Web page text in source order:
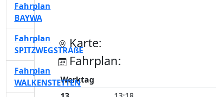
Karte:
Fahrplan:
Werktag
Fahrplan
BAYWA
Fahrplan
SPITZWEGSTRAßE
Fahrplan
WALKENSTETTEN